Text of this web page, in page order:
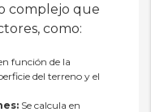
complejo que
como:
función de la
del terreno y el
Se calcula en